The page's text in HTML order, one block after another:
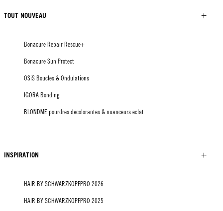
TOUT NOUVEAU
Bonacure Repair Rescue+
Bonacure Sun Protect
OSiS Boucles & Ondulations
IGORA Bonding
BLONDME pourdres décolorantes & nuanceurs eclat
INSPIRATION
HAIR BY SCHWARZKOPFPRO 2026
HAIR BY SCHWARZKOPFPRO 2025